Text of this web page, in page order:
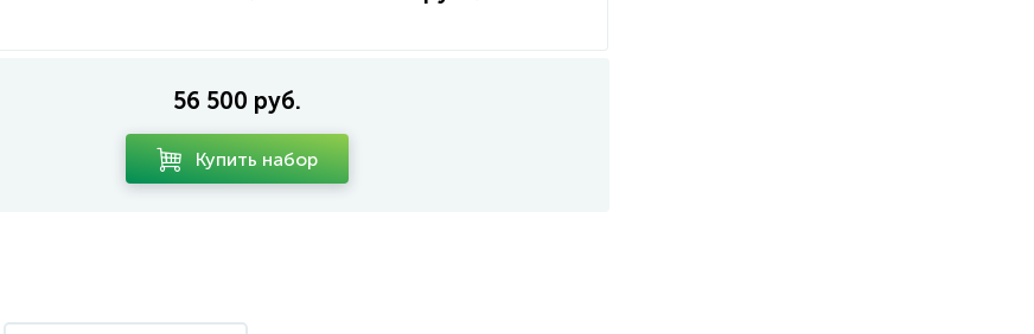
56 500 руб.
Купить набор